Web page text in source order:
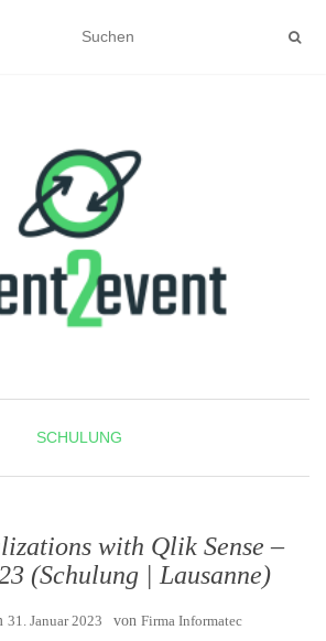
SCHULUNG
with Qlik Sense –
(Schulung | Lausanne)
31. Januar 2023 von Firma Informatec